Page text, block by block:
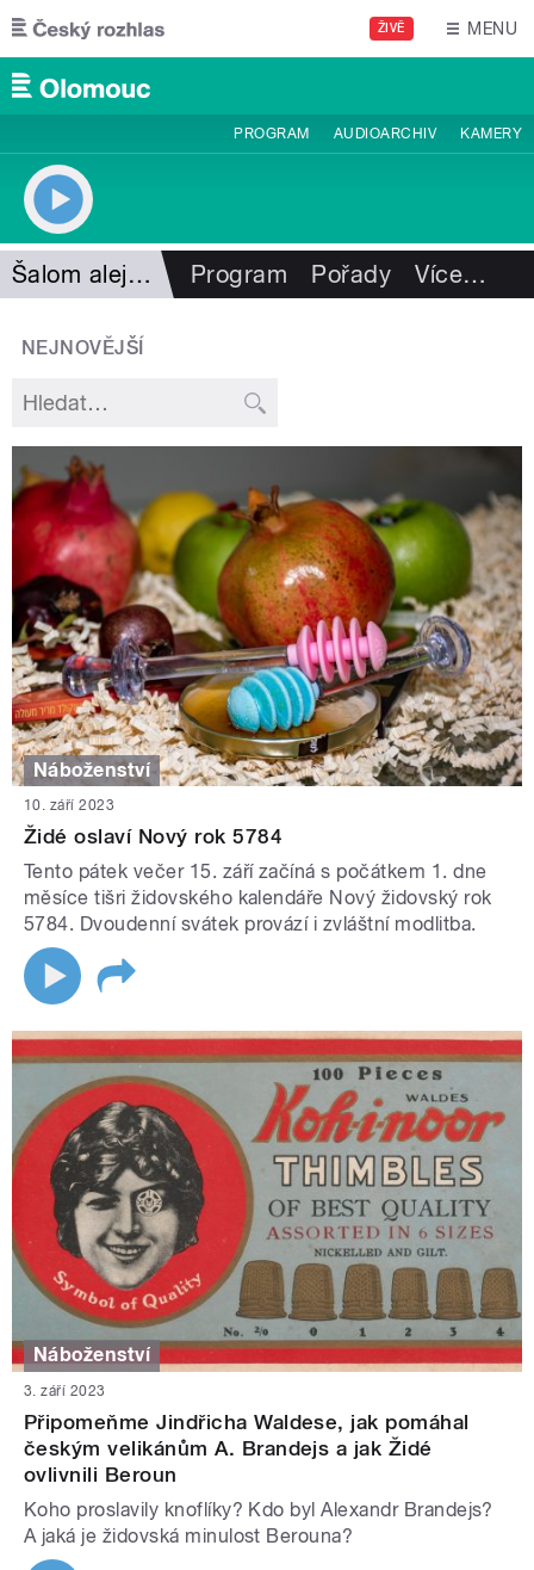
Přejít k hlavnímu obsahu
ŽIVĚ MENU
PROGRAM AUDIOARCHIV KAMERY
Šalom alejchem Program Pořady Více…
NEJNOVĚJŠÍ
Náboženství
10. září 2023
Židé oslaví Nový rok 5784
Tento pátek večer 15. září začíná s počátkem 1. dne
měsíce tišri židovského kalendáře Nový židovský rok
5784. Dvoudenní svátek provází i zvláštní modlitba.
Náboženství
3. září 2023
Připomeňme Jindřicha Waldese, jak pomáhal
českým velikánům A. Brandejs a jak Židé
ovlivnili Beroun
Koho proslavily knoflíky? Kdo byl Alexandr Brandejs?
A jaká je židovská minulost Berouna?